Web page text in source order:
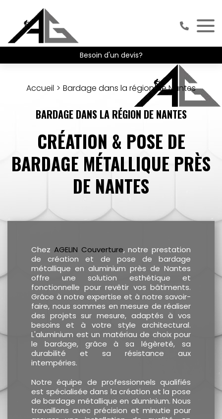
Besoin d'un devis?
Accueil Bardage dans la région de Nantes
BARDAGE DANS LA RÉGION DE NANTES
CRÉATION & POSE DE
BARDAGE MÉTALLIQUE PRÈS
DE NANTES
Chez AGELIN Couverture, notre prestation
de création et de pose de bardage
métallique en aluminium près de Nantes
offre une solution esthétique et
fonctionnelle pour revêtir vos bâtiments.
Grâce à notre expertise et à notre savoir-
faire, nous sommes en mesure de réaliser
des projets sur mesure, adaptés à vos
besoins et à votre style architectural.
L'aluminium est un matériau de choix pour
le bardage, grâce à sa légèreté, sa
durabilité et sa résistance aux
intempéries.
Notre équipe de professionnels qualifiés
est spécialisée dans la création et la pose
de bardage métallique en aluminium. Nous
travaillons avec précision et minutie pour